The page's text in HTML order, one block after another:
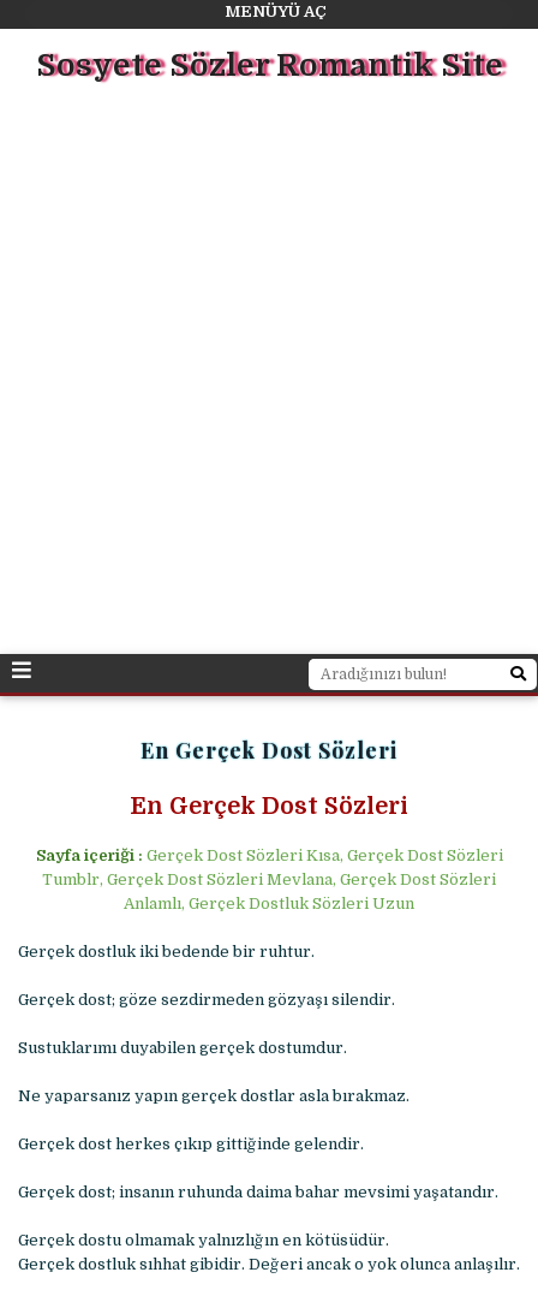
MENÜYÜ AÇ
Sosyete Sözler Romantik Site
En Gerçek Dost Sözleri
En Gerçek Dost Sözleri
Sayfa içeriği : Gerçek Dost Sözleri Kısa, Gerçek Dost Sözleri
Tumblr, Gerçek Dost Sözleri Mevlana, Gerçek Dost Sözleri
Anlamlı, Gerçek Dostluk Sözleri Uzun
Gerçek dostluk iki bedende bir ruhtur.
Gerçek dost; göze sezdirmeden gözyaşı silendir.
Sustuklarımı duyabilen gerçek dostumdur.
Ne yaparsanız yapın gerçek dostlar asla bırakmaz.
Gerçek dost herkes çıkıp gittiğinde gelendir.
Gerçek dost; insanın ruhunda daima bahar mevsimi yaşatandır.
Gerçek dostu olmamak yalnızlığın en kötüsüdür.
Gerçek dostluk sıhhat gibidir. Değeri ancak o yok olunca anlaşılır.